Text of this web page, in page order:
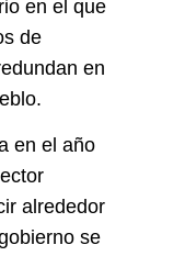
en el que
de
en
en el año
alrededor
se